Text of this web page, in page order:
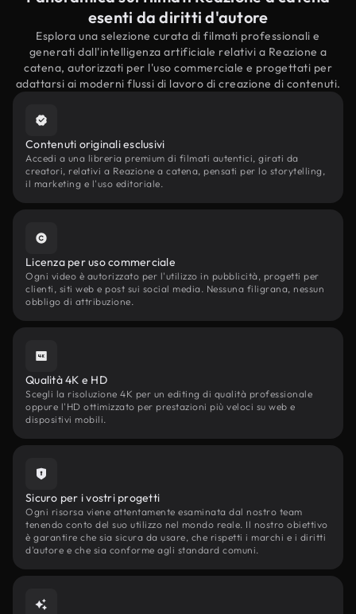
esenti da diritti d'autore
Esplora una selezione curata di filmati professionali e
generati dall'intelligenza artificiale relativi a Reazione a
catena, autorizzati per l'uso commerciale e progettati per
adattarsi ai moderni flussi di lavoro di creazione di contenuti.
Contenuti originali esclusivi
Accedi a una libreria premium di filmati autentici, girati da
creatori, relativi a Reazione a catena, pensati per lo storytelling,
il marketing e l'uso editoriale.
Licenza per uso commerciale
Ogni video è autorizzato per l'utilizzo in pubblicità, progetti per
clienti, siti web e post sui social media. Nessuna filigrana, nessun
obbligo di attribuzione.
Qualità 4K e HD
Scegli la risoluzione 4K per un editing di qualità professionale
oppure l'HD ottimizzato per prestazioni più veloci su web e
dispositivi mobili.
Sicuro per i vostri progetti
Ogni risorsa viene attentamente esaminata dal nostro team
tenendo conto del suo utilizzo nel mondo reale. Il nostro obiettivo
è garantire che sia sicura da usare, che rispetti i marchi e i diritti
d'autore e che sia conforme agli standard comuni.